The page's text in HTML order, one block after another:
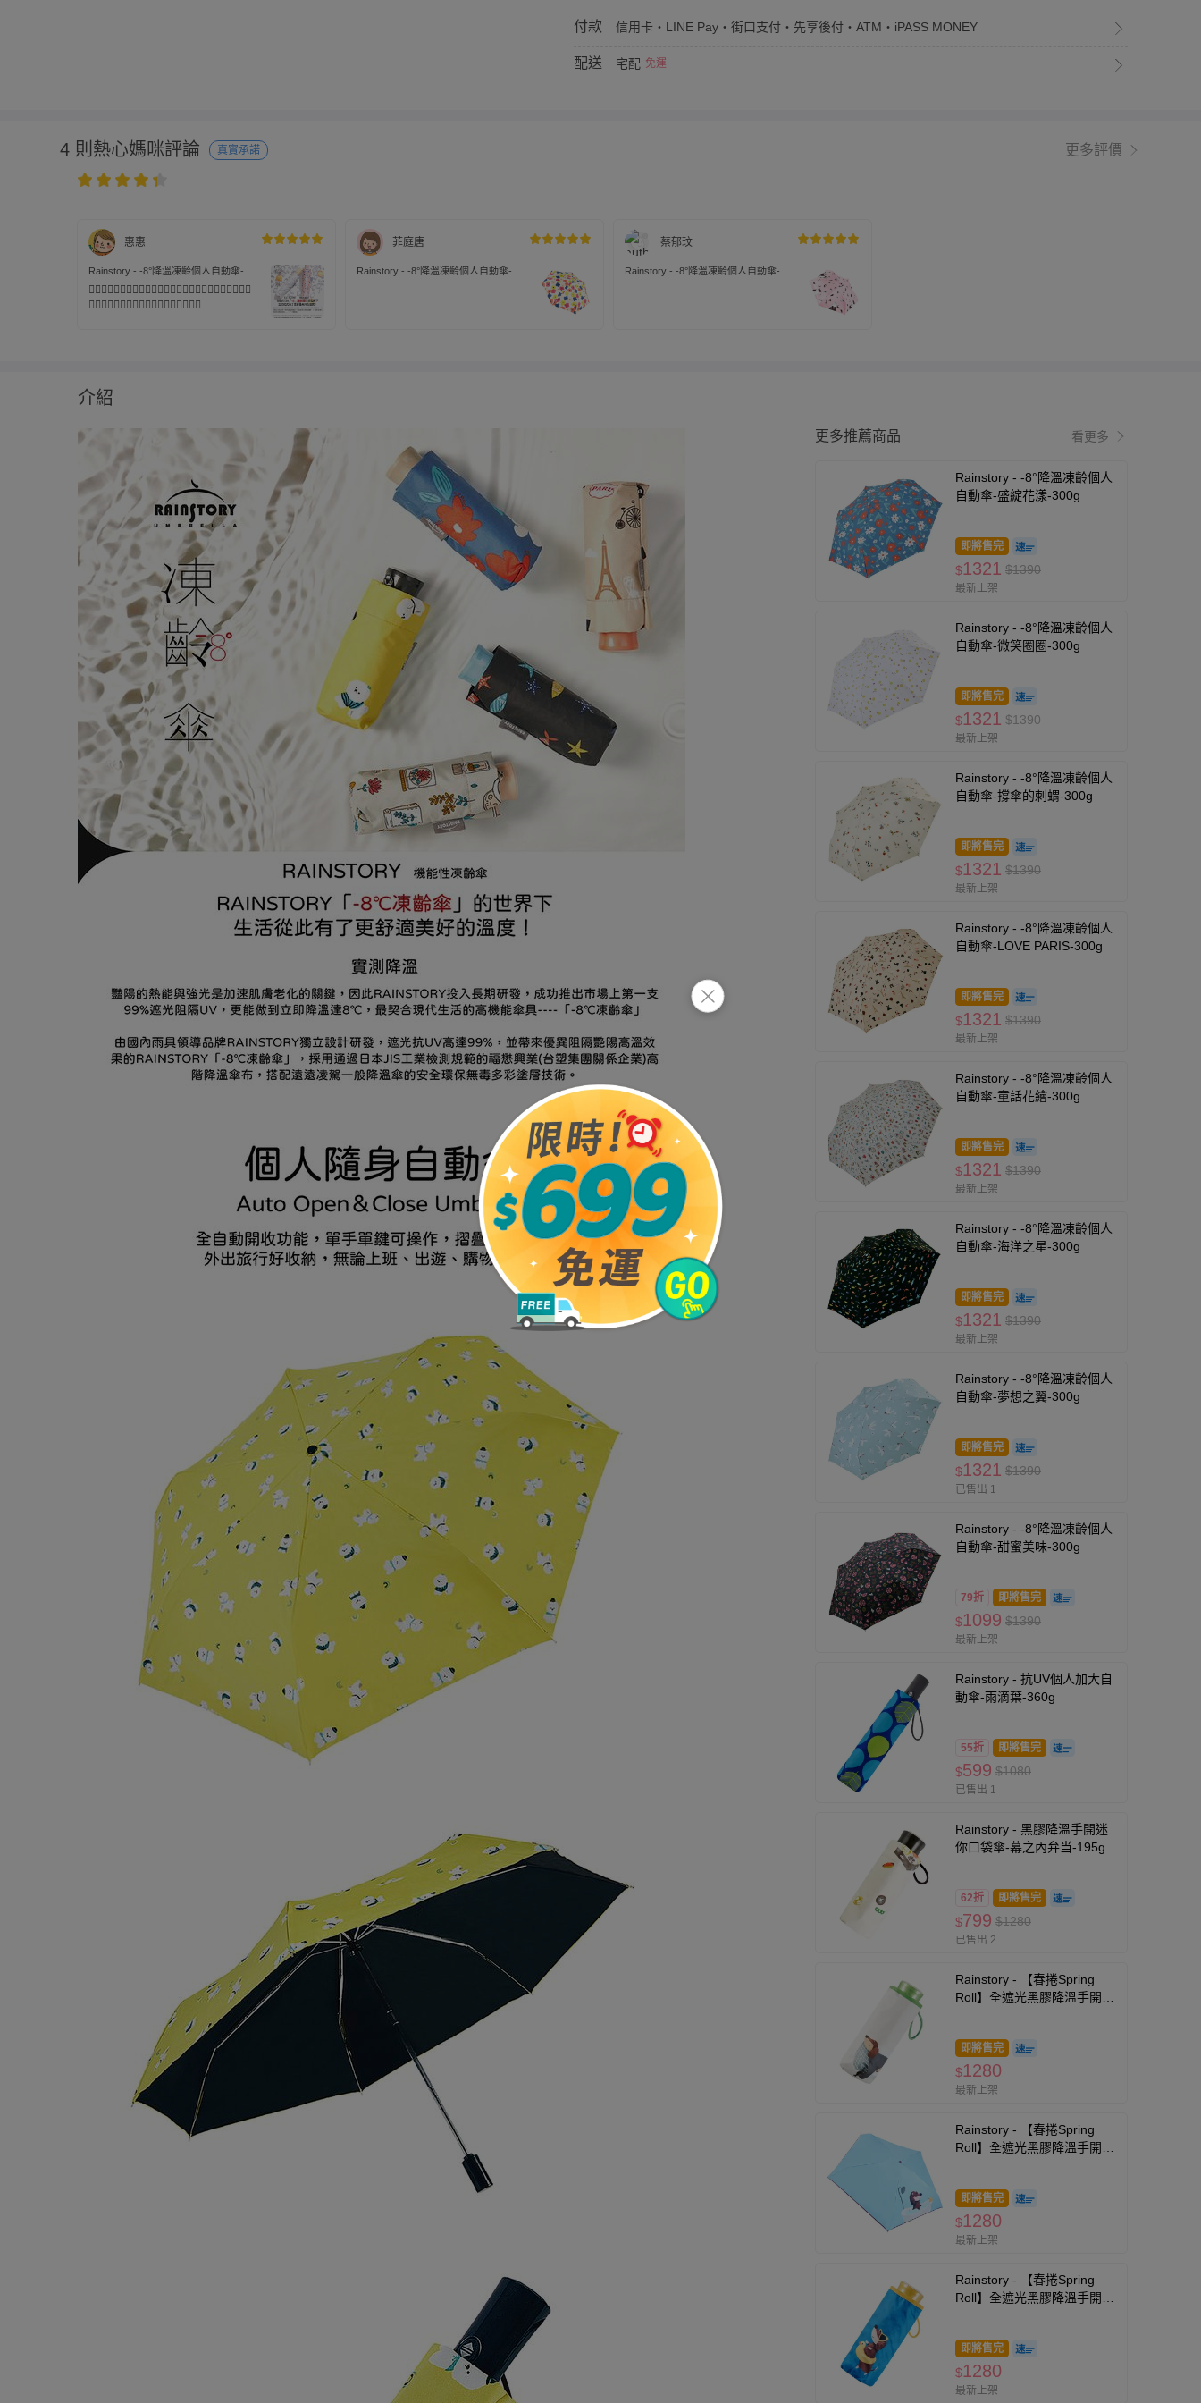
付款 信用卡・LINE Pay・街口支付・先享後付・ATM・iPASS MONEY
配送 宅配 免運
4 則熱心媽咪評論 真實承諾 更多評價
惠惠
Rainstory - -8°降溫凍齡個人自動傘-春
漾飛舞-自動開收傘
👍🏻👍🏻👍🏻👍🏻👍🏻👍🏻👍🏻👍🏻👍🏻👍🏻👍🏻👍🏻👍🏻
👍🏻👍🏻👍🏻👍🏻👍🏻👍🏻👍🏻👍🏻👍🏻
菲庭唐
Rainstory - -8°降溫凍齡個人自動傘-幸
蔡郁玟
Rainstory - -8°降溫凍齡個人自動傘-
介紹
更多推薦商品 看更多
Rainstory - -8°降溫凍齡個人
自動傘-盛綻花漾-300g
即將售完
$1321 $1390
最新上架
Rainstory - -8°降溫凍齡個人
自動傘-微笑圈圈-300g
即將售完
$1321 $1390
最新上架
Rainstory - -8°降溫凍齡個人
自動傘-撐傘的刺蝟-300g
即將售完
$1321 $1390
最新上架
Rainstory - -8°降溫凍齡個人
自動傘-LOVE PARIS-300g
即將售完
$1321 $1390
最新上架
Rainstory - -8°降溫凍齡個人
自動傘-童話花繪-300g
即將售完
$1321 $1390
最新上架
Rainstory - -8°降溫凍齡個人
自動傘-海洋之星-300g
即將售完
$1321 $1390
最新上架
Rainstory - -8°降溫凍齡個人
自動傘-夢想之翼-300g
即將售完
$1321 $1390
已售出 1
Rainstory - -8°降溫凍齡個人
自動傘-甜蜜美味-300g
79折 即將售完
$1099 $1390
最新上架
Rainstory - 抗UV個人加大自
動傘-雨滴葉-360g
55折 即將售完
$599 $1080
已售出 1
Rainstory - 黑膠降溫手開迷
你口袋傘-幕之內弁当-195g
62折 即將售完
$799 $1280
已售出 2
Rainstory - 【春捲Spring
Roll】全遮光黑膠降溫手開迷
即將售完
$1280
最新上架
Rainstory - 【春捲Spring
Roll】全遮光黑膠降溫手開迷
即將售完
$1280
最新上架
Rainstory - 【春捲Spring
Roll】全遮光黑膠降溫手開迷
即將售完
$1280
最新上架